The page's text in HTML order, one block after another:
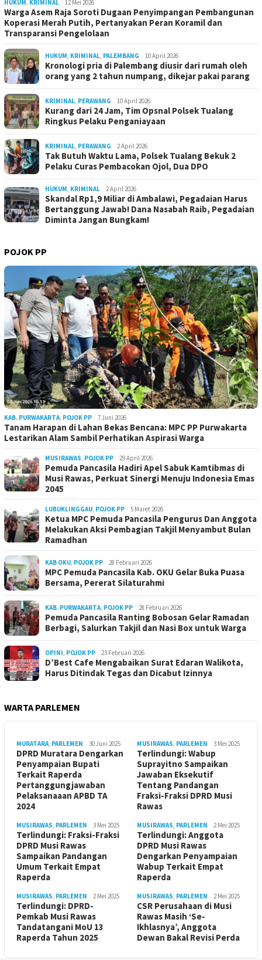
HUKUM KRIMINAL 12 Mei 2026
Warga Asem Raja Soroti Dugaan Penyimpangan Pembangunan
Koperasi Merah Putih, Pertanyakan Peran Koramil dan
Transparansi Pengelolaan
HUKUM KRIMINAL PALEMBANG 10 April 2026
Kronologi pria di Palembang diusir dari rumah oleh
orang yang 2 tahun numpang, dikejar pakai parang
KRIMINAL PERAWANG 10 April 2026
Kurang dari 24 Jam, Tim Opsnal Polsek Tualang
Ringkus Pelaku Penganiayaan
KRIMINAL PERAWANG 2 April 2026
Tak Butuh Waktu Lama, Polsek Tualang Bekuk 2
Pelaku Curas Pembacokan Ojol, Dua DPO
HUKUM KRIMINAL 2 April 2026
Skandal Rp1,9 Miliar di Ambalawi, Pegadaian Harus
Bertanggung Jawab! Dana Nasabah Raib, Pegadaian
Diminta Jangan Bungkam!
POJOK PP
KAB. PURWAKARTA POJOK PP 7 Juni 2026
Tanam Harapan di Lahan Bekas Bencana: MPC PP Purwakarta
Lestarikan Alam Sambil Perhatikan Aspirasi Warga
MUSIRAWAS POJOK PP 29 April 2026
Pemuda Pancasila Hadiri Apel Sabuk Kamtibmas di
Musi Rawas, Perkuat Sinergi Menuju Indonesia Emas
2045
LUBUKLINGGAU POJOK PP 5 Maret 2026
Ketua MPC Pemuda Pancasila Pengurus Dan Anggota
Melakukan Aksi Pembagian Takjil Menyambut Bulan
Ramadhan
KAB OKU POJOK PP 28 Februari 2026
MPC Pemuda Pancasila Kab. OKU Gelar Buka Puasa
Bersama, Pererat Silaturahmi
KAB. PURWAKARTA POJOK PP 28 Februari 2026
Pemuda Pancasila Ranting Bobosan Gelar Ramadan
Berbagi, Salurkan Takjil dan Nasi Box untuk Warga
OPINI POJOK PP 23 Februari 2026
D’Best Cafe Mengabaikan Surat Edaran Walikota,
Harus Ditindak Tegas dan Dicabut Izinnya
WARTA PARLEMEN
MURATARA PARLEMEN 30 Juni 2025
DPRD Muratara Dengarkan
Penyampaian Bupati
Terkait Raperda
Pertanggungjawaban
Pelaksanaaan APBD TA
2024
MUSIRAWAS PARLEMEN 3 Mei 2025
Terlindungi: Wabup
Suprayitno Sampaikan
Jawaban Eksekutif
Tentang Pandangan
Fraksi-Fraksi DPRD Musi
Rawas
MUSIRAWAS PARLEMEN 3 Mei 2025
Terlindungi: Fraksi-Fraksi
DPRD Musi Rawas
Sampaikan Pandangan
Umum Terkait Empat
Raperda
MUSIRAWAS PARLEMEN 2 Mei 2025
Terlindungi: Anggota
DPRD Musi Rawas
Dengarkan Penyampaian
Wabup Terkait Empat
Raperda
MUSIRAWAS PARLEMEN 2 Mei 2025
Terlindungi: DPRD-
Pemkab Musi Rawas
Tandatangani MoU 13
Raperda Tahun 2025
MUSIRAWAS PARLEMEN 2 Mei 2025
CSR Perusahaan di Musi
Rawas Masih ‘Se-
Ikhlasnya’, Anggota
Dewan Bakal Revisi Perda ‎